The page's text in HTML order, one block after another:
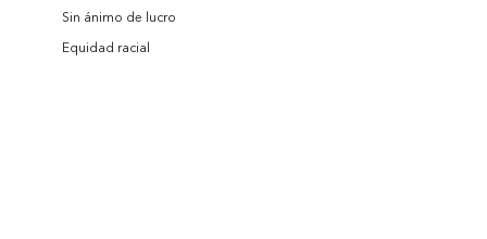
Sin ánimo de lucro
Equidad racial